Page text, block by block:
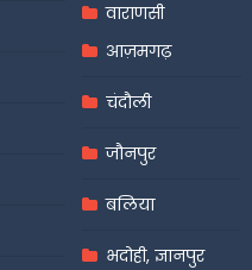
वाराणसी
आज़मगढ़
चंदौली
जौनपुर
बलिया
भदोही, ज्ञानपुर